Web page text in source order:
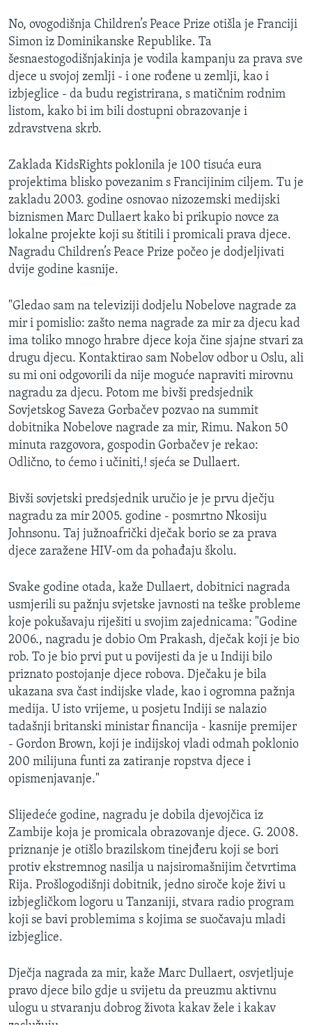
No, ovogodišnja Children’s Peace Prize otišla je Franciji
Simon iz Dominikanske Republike. Ta
šesnaestogodišnjakinja je vodila kampanju za prava sve
djece u svojoj zemlji - i one rođene u zemlji, kao i
izbjeglice - da budu registrirana, s matičnim rodnim
listom, kako bi im bili dostupni obrazovanje i
zdravstvena skrb.
Zaklada KidsRights poklonila je 100 tisuća eura
projektima blisko povezanim s Francijinim ciljem. Tu je
zakladu 2003. godine osnovao nizozemski medijski
biznismen Marc Dullaert kako bi prikupio novce za
lokalne projekte koji su štitili i promicali prava djece.
Nagradu Children’s Peace Prize počeo je dodjeljivati
dvije godine kasnije.
"Gledao sam na televiziji dodjelu Nobelove nagrade za
mir i pomislio: zašto nema nagrade za mir za djecu kad
ima toliko mnogo hrabre djece koja čine sjajne stvari za
drugu djecu. Kontaktirao sam Nobelov odbor u Oslu, ali
su mi oni odgovorili da nije moguće napraviti mirovnu
nagradu za djecu. Potom me bivši predsjednik
Sovjetskog Saveza Gorbačev pozvao na summit
dobitnika Nobelove nagrade za mir, Rimu. Nakon 50
minuta razgovora, gospodin Gorbačev je rekao:
Odlično, to ćemo i učiniti,! sjeća se Dullaert.
Bivši sovjetski predsjednik uručio je je prvu dječju
nagradu za mir 2005. godine - posmrtno Nkosiju
Johnsonu. Taj južnoafrički dječak borio se za prava
djece zaražene HIV-om da pohađaju školu.
Svake godine otada, kaže Dullaert, dobitnici nagrada
usmjerili su pažnju svjetske javnosti na teške probleme
koje pokušavaju riješiti u svojim zajednicama: "Godine
2006., nagradu je dobio Om Prakash, dječak koji je bio
rob. To je bio prvi put u povijesti da je u Indiji bilo
priznato postojanje djece robova. Dječaku je bila
ukazana sva čast indijske vlade, kao i ogromna pažnja
medija. U isto vrijeme, u posjetu Indiji se nalazio
tadašnji britanski ministar financija - kasnije premijer
- Gordon Brown, koji je indijskoj vladi odmah poklonio
200 milijuna funti za zatiranje ropstva djece i
opismenjavanje."
Slijedeće godine, nagradu je dobila djevojčica iz
Zambije koja je promicala obrazovanje djece. G. 2008.
priznanje je otišlo brazilskom tinejđeru koji se bori
protiv ekstremnog nasilja u najsiromašnijim četvrtima
Rija. Prošlogodišnji dobitnik, jedno siroče koje živi u
izbjegličkom logoru u Tanzaniji, stvara radio program
koji se bavi problemima s kojima se suočavaju mladi
izbjeglice.
Dječja nagrada za mir, kaže Marc Dullaert, osvjetljuje
pravo djece bilo gdje u svijetu da preuzmu aktivnu
ulogu u stvaranju dobrog života kakav žele i kakav